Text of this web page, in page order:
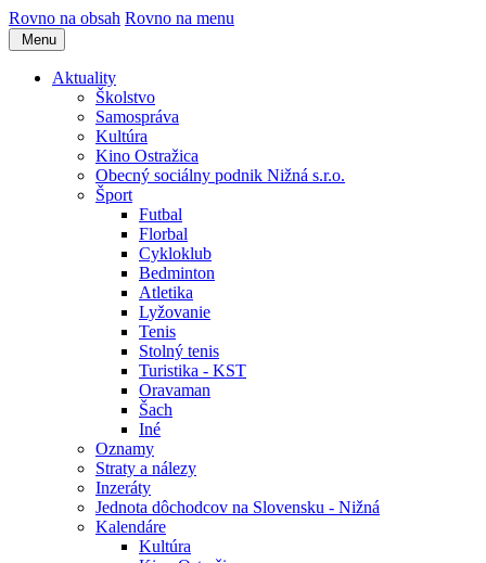
Rovno na obsah Rovno na menu
Menu
Aktuality
Školstvo
Samospráva
Kultúra
Kino Ostražica
Obecný sociálny podnik Nižná s.r.o.
Šport
Futbal
Florbal
Cykloklub
Bedminton
Atletika
Lyžovanie
Tenis
Stolný tenis
Turistika - KST
Oravaman
Šach
Iné
Oznamy
Straty a nálezy
Inzeráty
Jednota dôchodcov na Slovensku - Nižná
Kalendáre
Kultúra